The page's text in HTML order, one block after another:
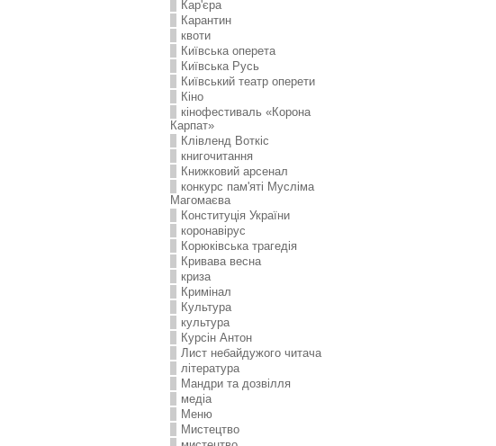
Кар'єра
Карантин
квоти
Київська оперета
Київська Русь
Київський театр оперети
Кіно
кінофестиваль «Корона
Карпат»
Клівленд Воткіс
книгочитання
Книжковий арсенал
конкурс пам'яті Мусліма
Магомаєва
Конституція України
коронавірус
Корюківська трагедія
Кривава весна
криза
Кримінал
Культура
культура
Курсін Антон
Лист небайдужого читача
література
Мандри та дозвілля
медіа
Меню
Мистецтво